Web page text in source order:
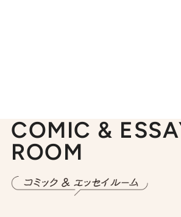
COMIC &
ROOM